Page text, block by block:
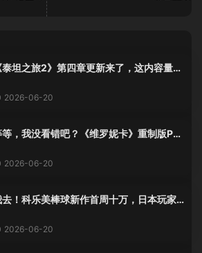
泰坦之旅2》第四章更新来了，这内容量感
2026-06-20
等，我没看错吧？《维罗妮卡》重制版PS
2026-06-20
去！科乐美棒球新作首周十万，日本玩家
2026-06-20